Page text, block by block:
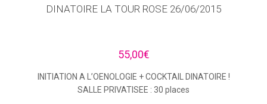
DINATOIRE LA TOUR ROSE 26/06/2015
55,00€
INITIATION A L’OENOLOGIE + COCKTAIL DINATOIRE !
SALLE PRIVATISEE : 30 places